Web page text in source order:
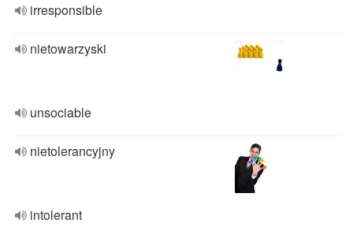
irresponsible
nietowarzyski
unsociable
nietolerancyjny
intolerant